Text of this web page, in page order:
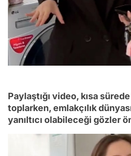
Paylaştığı video, kısa
toplarken, emlakçılık
yanıltıcı olabileceği gözler